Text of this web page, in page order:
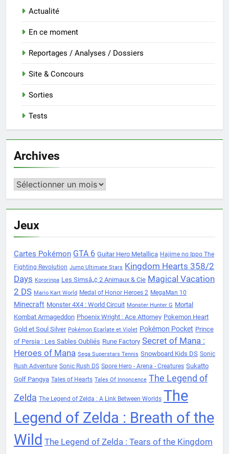
Actualité
En ce moment
Reportages / Analyses / Dossiers
Site & Concours
Sorties
Tests
Archives
Archives
Jeux
Cartes Pokémon GTA 6 Guitar Hero Metallica Hajime no Ippo The
Fighting Revolution Jump Ultimate Stars Kingdom Hearts 358/2
Days Kororinpa Les Simsâ„¢ 2 Animaux & Cie Magical Vacation
2 DS Mario Kart World Medal of Honor Heroes 2 MegaMan 10
Minecraft Monster 4X4 : World Circuit Monster Hunter G Mortal
Kombat Armageddon Phoenix Wright : Ace Attorney Pokemon Heart
Gold et Soul Silver Pokémon Ecarlate et Violet Pokémon Pocket Prince
of Persia : Les Sables Oubliés Rune Factory Secret of Mana :
Heroes of Mana Sega Superstars Tennis Snowboard Kids DS Sonic
Rush Adventure Sonic Rush DS Spore Hero - Arena - Creatures Sukatto
Golf Pangya Tales of Hearts Tales Of Innoncence The Legend of
Zelda The Legend of Zelda : A Link Between Worlds The
Legend of Zelda : Breath of the
Wild The Legend of Zelda : Tears of the Kingdom